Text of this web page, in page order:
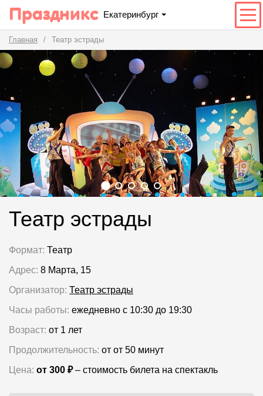
Праздникс Екатеринбург
Главная Театр эстрады
Театр эстрады
Формат: Театр
Адрес: 8 Марта, 15
Организатор: Театр эстрады
Часы работы: ежедневно с 10:30 до 19:30
Возраст: от 1 лет
Продолжительность: от от 50 минут
Цена: от 300 ₽‒ стоимость билета на спектакль